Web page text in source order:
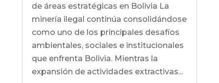
de áreas estratégicas en Bolivia La
minería ilegal continúa consolidándose
como uno de los principales desafíos
ambientales, sociales e institucionales
que enfrenta Bolivia. Mientras la
expansión de actividades extractivas...